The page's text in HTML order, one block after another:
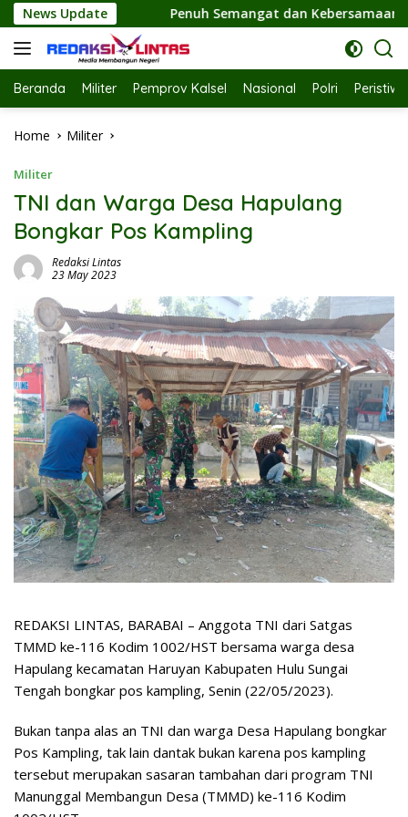
Skip
to
content
News Update
Semangat dan Kebersamaan, Ketua TP PKK Hj. Fathul
Beranda Militer Pemprov Kalsel Nasional Polri
Home Militer
Militer
TNI dan Warga Desa Hapulang
Bongkar Pos Kampling
Redaksi Lintas
23 May 2023
REDAKSI LINTAS, BARABAI – Anggota TNI dari Satgas
TMMD ke-116 Kodim 1002/HST bersama warga desa
Hapulang kecamatan Haruyan Kabupaten Hulu Sungai
Tengah bongkar pos kampling, Senin (22/05/2023).
Bukan tanpa alas an TNI dan warga Desa Hapulang bongkar
Pos Kampling, tak lain dantak bukan karena pos kampling
tersebut merupakan sasaran tambahan dari program TNI
Manunggal Membangun Desa (TMMD) ke-116 Kodim